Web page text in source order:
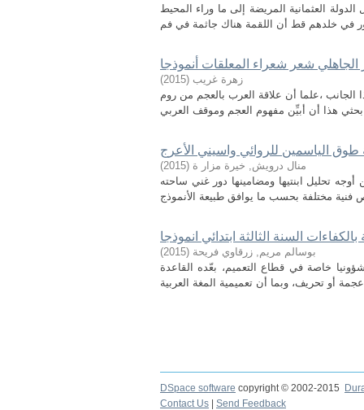
العثمانية المريضة إلى ما وراء المحيط
شعر شعراء المعلقات أنموذجا
زهرة غريب (
2015
)
،علما أن علاقة العرب بالعجم من روم
طوق الياسمين للروائي واسيني الأعرج
منال درويش, خيرة مزار ة (
2015
)
تحليل ابنتيها ومضامينها دور غني ساحته
السنة الثالثة ابتدائي انموذجا
بوسالم مريم, زرقاوي فريحة (
2015
)
خاصة في قطاع التعميم، بعّده القاعدة
DSpace software copyright © 2002-2015
Contact Us
Send Feedback